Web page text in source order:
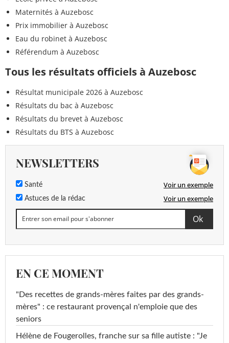
Maternités à Auzebosc
Prix immobilier à Auzebosc
Eau du robinet à Auzebosc
Référendum à Auzebosc
Tous les résultats officiels à Auzebosc
Résultat municipale 2026 à Auzebosc
Résultats du bac à Auzebosc
Résultats du brevet à Auzebosc
Résultats du BTS à Auzebosc
NEWSLETTERS
Santé Voir un exemple
Astuces de la rédac Voir un exemple
EN CE MOMENT
"Des recettes de grands-mères faites par des grands-
mères" : ce restaurant provençal n'emploie que des
seniors
Hélène de Fougerolles, franche sur sa fille autiste : "Je